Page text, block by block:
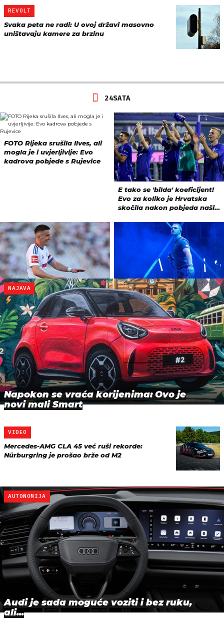
REVOLT
Svaka peta ne radi: U ovoj državi masovno
uništavaju kamere za brzinu
NAJAVA
Napokon se vraća korijenima: Ovo je
novi mali Smart
VIDEO
Mercedes-AMG CLA 45 već ruši rekorde:
Nürburgring je prošao brže od M2
AUTONOMIJA
Audi je sada moguće voziti i bez ruku,
ali...